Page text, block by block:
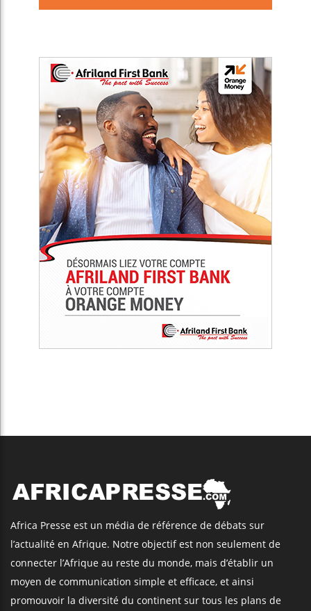
Africa Presse est un média de référence de débats sur
l’actualité en Afrique. Notre objectif est non seulement de
connecter l’Afrique au reste du monde, mais d’établir un
moyen de communication simple et efficace, et ainsi
promouvoir la diversité du continent sur tous les plans de